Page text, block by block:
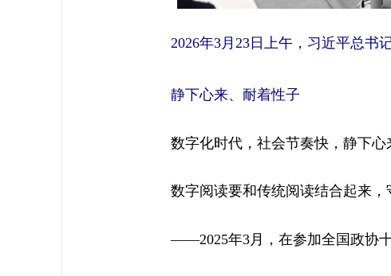
2026年3月23日上午，习近平总书
静下心来、耐着性子
数字化时代，社会节奏快，静下心
数字阅读要和传统阅读结合起来，
——2025年3月，在参加全国政协